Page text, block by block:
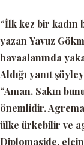
“İlk kez bir kadın
yazan Yavuz
havaalanında
Aldığı yanıt
“Aman. Sakın
önemlidir.
ülke ürkebilir ve
Diplomaside,